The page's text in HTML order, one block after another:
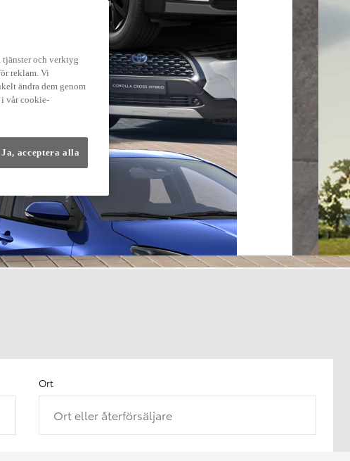
Ort
Ort eller återförsäljare
tjänster och verktyg
reklam. Vi
ändra dem genom
vår cookie-
Ja, acceptera alla